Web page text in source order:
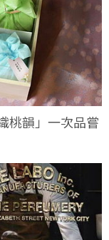
桃韻」一次品嘗